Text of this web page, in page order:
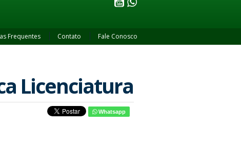
Frequentes Contato Fale Conosco
Licenciatura
Whatsapp